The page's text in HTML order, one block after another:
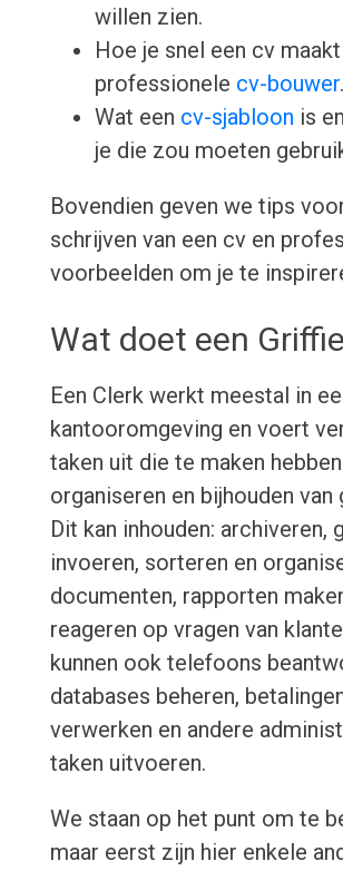
willen zien.
Hoe je snel een cv
professionele cv-bouwer.
Wat een cv-sjabloon is
je die zou moeten
Bovendien geven we tips
schrijven van een cv en
voorbeelden om je te
Wat doet een
Een Clerk werkt meestal in
kantooromgeving en voert
taken uit die te maken
organiseren en bijhouden van
Dit kan inhouden: archiveren,
invoeren, sorteren en
documenten, rapporten
reageren op vragen van
kunnen ook telefoons
databases beheren,
verwerken en andere
taken uitvoeren.
We staan op het punt om te
maar eerst zijn hier enkele